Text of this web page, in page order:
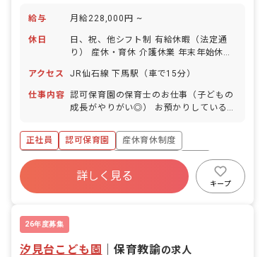
給与 月給228,000円 ~
休日
日、祝、他シフト制 有給休暇（法定通
り） 産休・育休 介護休業 年末年始休暇
能性有
アクセス JR仙石線 下馬駅（車で15分）
仕事内容 認可保育園の保育士のお仕事（子どもの
成長がやりがい◎） お預かりしている子
・食事・睡眠・排泄・清潔・衣類の着脱
等 ・集団生活を通じた社会性の装着 ・
行事の計画・実行、お知らせの作成
正社員 認可保育園
産休育休制度
ボーナス・賞与あり
社会保険完備
有給
福利厚生充実
退職金制度
昇給昇進あり
詳しく見る
キープ
26年度募集
汐見台こども園 ｜保育教諭の求人